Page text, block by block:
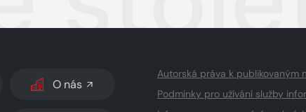
O nás
Autorská práva k publikovaným
Podmínky pro užívání služby